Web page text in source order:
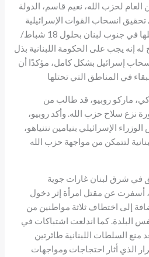
لحزب الله، نعيم قاسم، الدولة
تحقيق انسحاب القوات الإسرائيلية
من المناطق التي لا تزال تحتلها في جنوب لبنان بحلول 18 شباط/
إنه يجب على الحكومة اللبنانية بذل
إسرائيل بشكل كامل، مؤكدًا أن
ماركو روبيو، قد طالب من
نزع سلاح حزب الله. وأكد روبيو،
الإسرائيلي بنيامين نتنياهو،
لتتمكن من مواجهة حزب الله
شرق لبنان غارات جوية
أسفرت عن مقتل امرأة إثر دخول
إلى اختطاف ثلاثة مواطنين من
البلدة. كما اندلعت اشتباكات في
السلطات اللبنانية طائرتين
الذي أثار احتجاجات ومواجهات